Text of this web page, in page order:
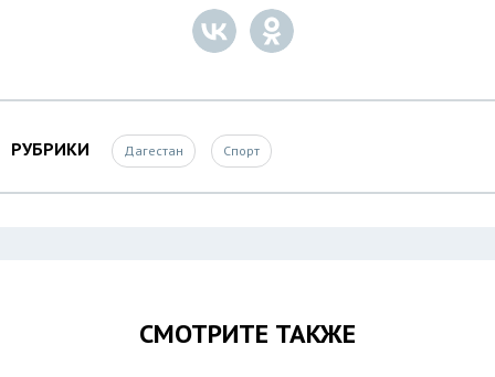
РУБРИКИ Дагестан Спорт
СМОТРИТЕ ТАКЖЕ